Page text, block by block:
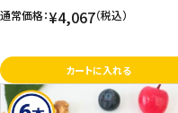
通常価格：¥4,067（税込）
カートに入れる